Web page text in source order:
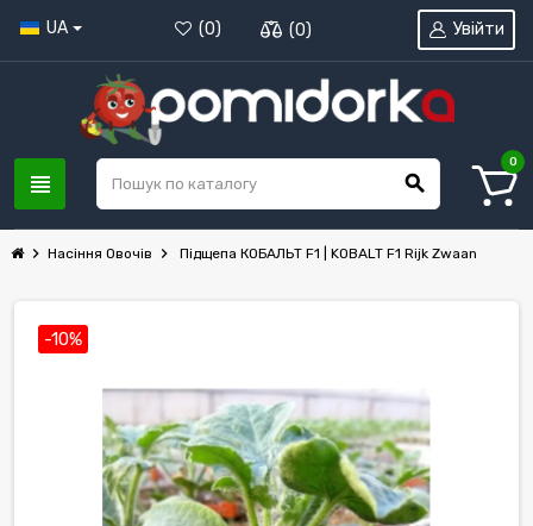
UA (0) (0)
view_headline search
Увійти
0
chevron_right Насіння Овочів chevron_right Підщепа КОБАЛЬТ F1 | KOBALT F1 Rijk Zwaan
-10%